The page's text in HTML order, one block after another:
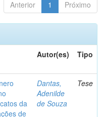
Anterior 1 Próximo
Autor(es) Tipo
da
de
Dantas,
Adenilde
de Souza
Tese